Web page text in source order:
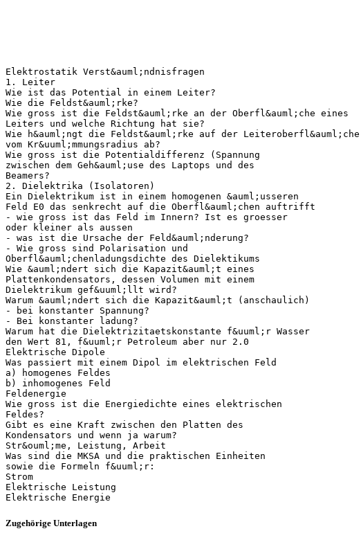
Elektrostatik Verst&auml;ndnisfragen
1. Leiter
Wie ist das Potential in einem Leiter?
Wie die Feldst&auml;rke?
Wie gross ist die Feldst&auml;rke an der Oberfl&auml;che eines
Leiters und welche Richtung hat sie?
Wie h&auml;ngt die Feldst&auml;rke auf der Leiteroberfl&auml;che
vom Kr&uuml;mmungsradius ab?
Wie gross ist die Potentialdifferenz (Spannung
zwischen dem Geh&auml;use des Laptops und des
Beamers?
2. Dielektrika (Isolatoren)
Ein Dielektrikum ist in einem homogenen &auml;usseren
Feld E0 das senkrecht auf die Oberfl&auml;chen auftrifft
- wie gross ist das Feld im Innern? Ist es groesser
oder kleiner als aussen
- was ist die Ursache der Feld&auml;nderung?
- Wie gross sind Polarisation und
Oberfl&auml;chenladungsdichte des Dielektikums
Wie &auml;ndert sich die Kapazit&auml;t eines
Plattenkondensators, dessen Volumen mit einem
Dielektrikum gef&uuml;llt wird?
Warum &auml;ndert sich die Kapazit&auml;t (anschaulich)
- bei konstanter Spannung?
- Bei konstanter ladung?
Warum hat die Dielektrizitaetskonstante f&uuml;r Wasser
den Wert 81, f&uuml;r Petroleum aber nur 2.0
Elektrische Dipole
Was passiert mit einem Dipol im elektrischen Feld
a) homogenes Feldes
b) inhomogenes Feld
Feldenergie
Wie gross ist die Energiedichte eines elektrischen
Feldes?
Gibt es eine Kraft zwischen den Platten des
Kondensators und wenn ja warum?
Str&ouml;me, Leistung, Arbeit
Was sind die MKSA und die praktischen Einheiten
sowie die Formeln f&uuml;r:
Strom
Elektrische Leistung
Zugehörige Unterlagen